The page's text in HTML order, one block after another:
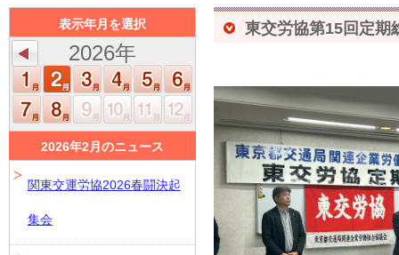
表示年月を選択
2026年
2026年2月のニュース
関東交運労協2026春闘決起
集会
東交労協第15回定期